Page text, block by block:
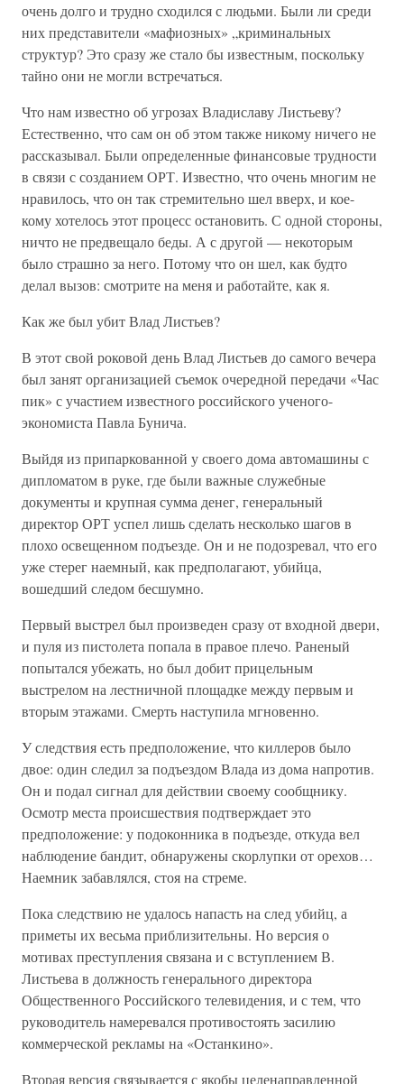
очень долго и трудно сходился с людьми. Были ли среди
них представители «мафиозных» „криминальных
структур? Это сразу же стало бы известным, поскольку
тайно они не могли встречаться.
Что нам известно об угрозах Владиславу Листьеву?
Естественно, что сам он об этом также никому ничего не
рассказывал. Были определенные финансовые трудности
в связи с созданием ОРТ. Известно, что очень многим не
нравилось, что он так стремительно шел вверх, и кое-
кому хотелось этот процесс остановить. С одной стороны,
ничто не предвещало беды. А с другой — некоторым
было страшно за него. Потому что он шел, как будто
делал вызов: смотрите на меня и работайте, как я.
Как же был убит Влад Листьев?
В этот свой роковой день Влад Листьев до самого вечера
был занят организацией съемок очередной передачи «Час
пик» с участием известного российского ученого-
экономиста Павла Бунича.
Выйдя из припаркованной у своего дома автомашины с
дипломатом в руке, где были важные служебные
документы и крупная сумма денег, генеральный
директор ОРТ успел лишь сделать несколько шагов в
плохо освещенном подъезде. Он и не подозревал, что его
уже стерег наемный, как предполагают, убийца,
вошедший следом бесшумно.
Первый выстрел был произведен сразу от входной двери,
и пуля из пистолета попала в правое плечо. Раненый
попытался убежать, но был добит прицельным
выстрелом на лестничной площадке между первым и
вторым этажами. Смерть наступила мгновенно.
У следствия есть предположение, что киллеров было
двое: один следил за подъездом Влада из дома напротив.
Он и подал сигнал для действии своему сообщнику.
Осмотр места происшествия подтверждает это
предположение: у подоконника в подъезде, откуда вел
наблюдение бандит, обнаружены скорлупки от орехов…
Наемник забавлялся, стоя на стреме.
Пока следствию не удалось напасть на след убийц, а
приметы их весьма приблизительны. Но версия о
мотивах преступления связана и с вступлением В.
Листьева в должность генерального директора
Общественного Российского телевидения, и с тем, что
руководитель намеревался противостоять засилию
коммерческой рекламы на «Останкино».
Вторая версия связывается с якобы целенаправленной